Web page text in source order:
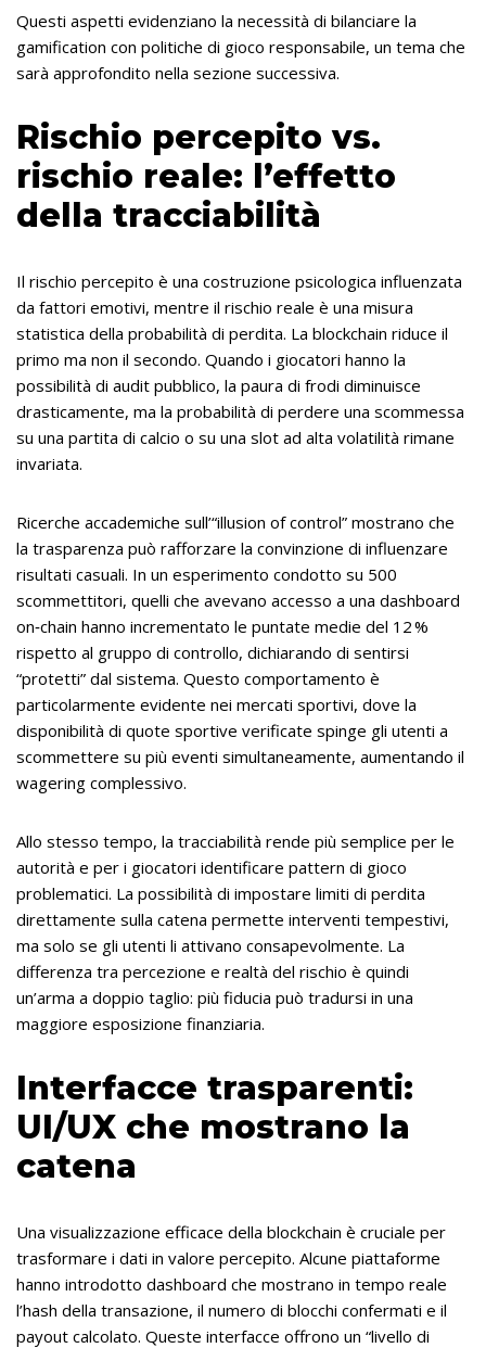
Questi aspetti evidenziano la necessità di bilanciare la
gamification con politiche di gioco responsabile, un tema che
sarà approfondito nella sezione successiva.
Rischio percepito vs.
rischio reale: l’effetto
della tracciabilità
Il rischio percepito è una costruzione psicologica influenzata
da fattori emotivi, mentre il rischio reale è una misura
statistica della probabilità di perdita. La blockchain riduce il
primo ma non il secondo. Quando i giocatori hanno la
possibilità di audit pubblico, la paura di frodi diminuisce
drasticamente, ma la probabilità di perdere una scommessa
su una partita di calcio o su una slot ad alta volatilità rimane
invariata.
Ricerche accademiche sull’“illusion of control” mostrano che
la trasparenza può rafforzare la convinzione di influenzare
risultati casuali. In un esperimento condotto su 500
scommettitori, quelli che avevano accesso a una dashboard
on‑chain hanno incrementato le puntate medie del 12 %
rispetto al gruppo di controllo, dichiarando di sentirsi
“protetti” dal sistema. Questo comportamento è
particolarmente evidente nei mercati sportivi, dove la
disponibilità di quote sportive verificate spinge gli utenti a
scommettere su più eventi simultaneamente, aumentando il
wagering complessivo.
Allo stesso tempo, la tracciabilità rende più semplice per le
autorità e per i giocatori identificare pattern di gioco
problematici. La possibilità di impostare limiti di perdita
direttamente sulla catena permette interventi tempestivi,
ma solo se gli utenti li attivano consapevolmente. La
differenza tra percezione e realtà del rischio è quindi
un’arma a doppio taglio: più fiducia può tradursi in una
maggiore esposizione finanziaria.
Interfacce trasparenti:
UI/UX che mostrano la
catena
Una visualizzazione efficace della blockchain è cruciale per
trasformare i dati in valore percepito. Alcune piattaforme
hanno introdotto dashboard che mostrano in tempo reale
l’hash della transazione, il numero di blocchi confermati e il
payout calcolato. Queste interfacce offrono un “livello di